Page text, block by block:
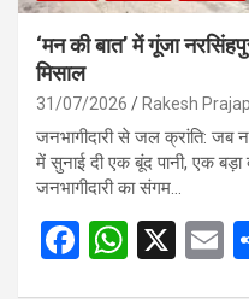
‘मन की बात’ में गूंजा
मिसाल
31/07/2026 Rakesh
जनभागीदारी से जल क्रांति: जब
में सुनाई दी एक बूंद पानी, एक
जनभागीदारी का संगम…
F
W
X
E